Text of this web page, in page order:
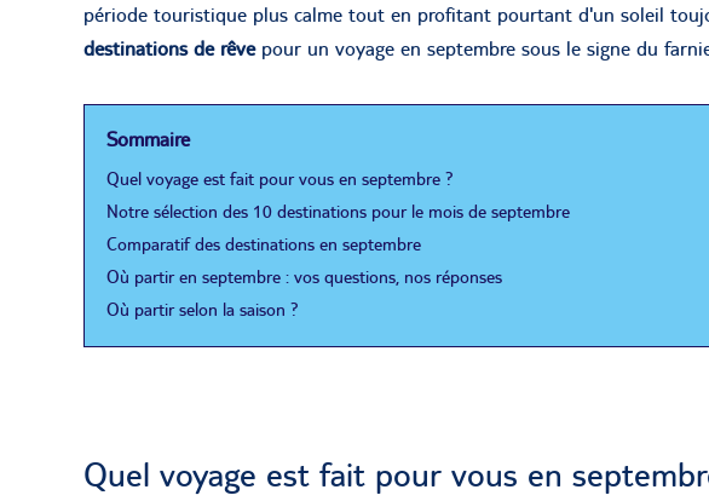
période touristique plus calme tout en profitant pourtant d'un soleil
destinations de rêvepour un voyage en septembre sous le signe du
Sommaire
Quel voyage est fait pour vous en septembre ?
Notre sélection des 10 destinations pour le mois de septembre
Comparatif des destinations en septembre
Où partir en septembre : vos questions, nos réponses
Où partir selon la saison ?
Quel voyage est fait pour vous en